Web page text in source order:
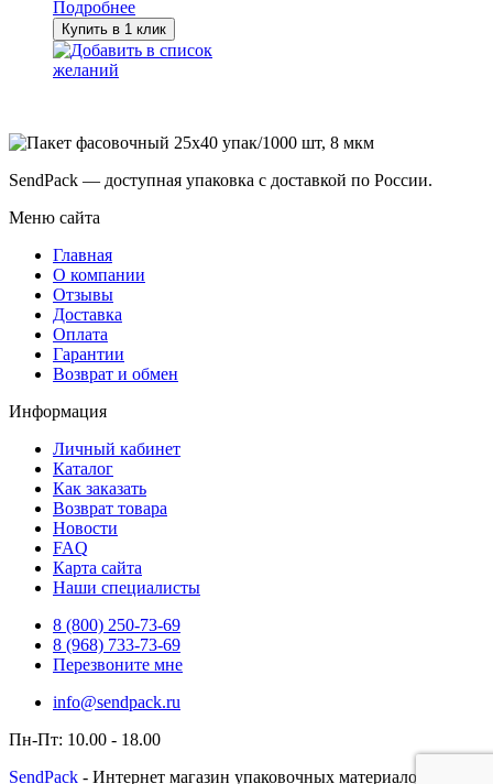
Подробнее
Купить в 1 клик
Добавить в список
желаний
SendPack — доступная упаковка с доставкой по России.
Меню сайта
Главная
О компании
Отзывы
Доставка
Оплата
Гарантии
Возврат и обмен
Информация
Личный кабинет
Каталог
Как заказать
Возврат товара
Новости
FAQ
Карта сайта
Наши специалисты
8 (800) 250-73-69
8 (968) 733-73-69
Перезвоните мне
info@sendpack.ru
Пн-Пт: 10.00 - 18.00
SendPack - Интернет магазин упаковочных материалов с